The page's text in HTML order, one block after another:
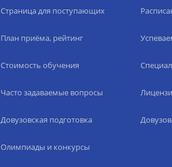
Страница для поступающих
План приёма, рейтинг
Стоимость обучения
Часто задаваемые вопросы
Довузовская подготовка
Олимпиады и конкурсы